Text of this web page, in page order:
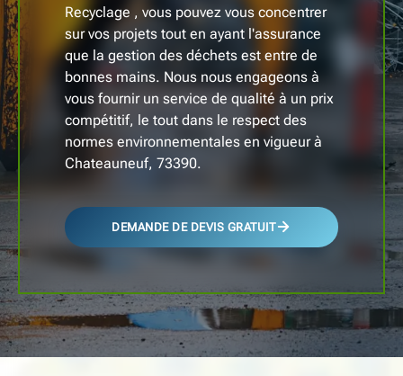
Recyclage , vous pouvez vous concentrer
sur vos projets tout en ayant l'assurance
que la gestion des déchets est entre de
bonnes mains. Nous nous engageons à
vous fournir un service de qualité à un prix
compétitif, le tout dans le respect des
normes environnementales en vigueur à
Chateauneuf, 73390.
DEMANDE DE DEVIS GRATUIT